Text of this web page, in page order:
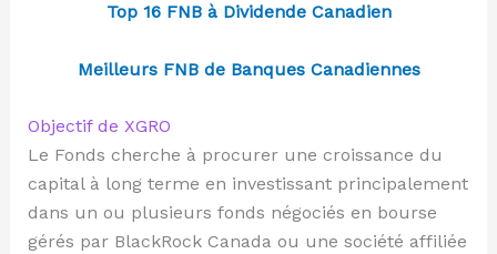
Top 16 FNB à Dividende Canadien
Meilleurs FNB de Banques Canadiennes
Objectif de XGRO
Le Fonds cherche à procurer une croissance du
capital à long terme en investissant principalement
dans un ou plusieurs fonds négociés en bourse
gérés par BlackRock Canada ou une société affiliée